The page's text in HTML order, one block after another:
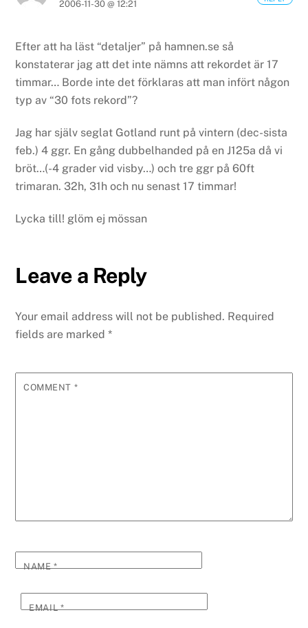
2006-11-30 @ 12:21
Efter att ha läst “detaljer” på hamnen.se så
konstaterar jag att det inte nämns att rekordet är 17
timmar… Borde inte det förklaras att man infört någon
typ av “30 fots rekord”?
Jag har själv seglat Gotland runt på vintern (dec-sista
feb.) 4 ggr. En gång dubbelhanded på en J125a då vi
bröt…(-4 grader vid visby…) och tre ggr på 60ft
trimaran. 32h, 31h och nu senast 17 timmar!
Lycka till! glöm ej mössan
Leave a Reply
Your email address will not be published. Required
fields are marked*
COMMENT *
NAME*
EMAIL*